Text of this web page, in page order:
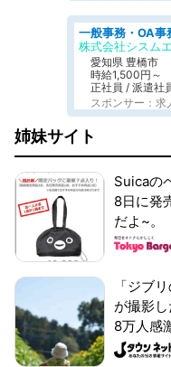
株式会社シスム
愛知県 豊橋市
時給1,500円～
正社員 / 派遣社
スポンサー：求
姉妹サイト
Suicaの
8日に発
だよ~。
「ジブ
が撮影
8万人感